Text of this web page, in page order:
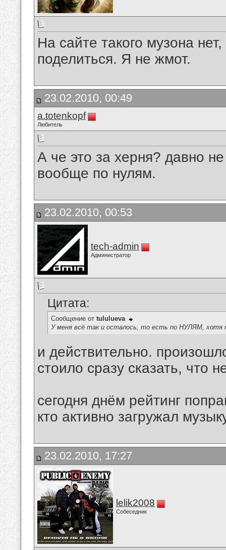
На сайте такого музона
поделиться. Я не жмот.
23.02.2010, 00:49
a.totenkopf
Любитель
А че это за херня? давно
вообще по нулям.
23.02.2010, 00:53
tech-admin
Администратор
Цитата:
Сообщение от tululueva
У меня всё так и осталось, то есть по НУЛЯМ, хотя
и действительно.
стоило сразу сказать, что
сегодня днём рейтинг
кто активно загружал
23.02.2010, 17:27
lelik2008
Собеседник